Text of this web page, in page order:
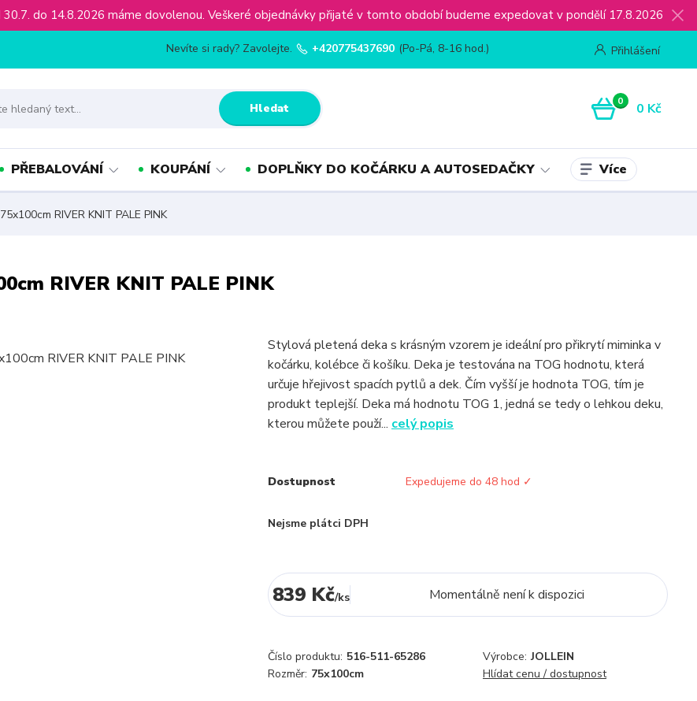
30.7. do 14.8.2026 máme dovolenou. Veškeré objednávky přijaté v tomto období budeme expedovat v pondělí 17.8.2026
Přihlášení
Hledat
Nevíte si rady? Zavolejte. +420775437690 (Po-Pá, 8-16 hod.)
0 0 Kč
PŘEBALOVÁNÍ KOUPÁNÍ DOPLŇKY DO KOČÁRKU A AUTOSEDAČKY Více
RIVER KNIT PALE PINK
RIVER KNIT PALE PINK
Stylová pletená deka s krásným vzorem je ideální pro přikrytí miminka v
kočárku, kolébce či košíku. Deka je testována na TOG hodnotu, která
určuje hřejivost spacích pytlů a dek. Čím vyšší je hodnota TOG, tím je
produkt teplejší. Deka má hodnotu TOG 1, jedná se tedy o lehkou deku,
kterou můžete použí... celý popis
Dostupnost Expedujeme do 48 hod ✓
Nejsme plátci DPH
839 Kč/ks Momentálně není k dispozici
Číslo produktu: 516-511-65286 Výrobce: JOLLEIN
Rozměr: 75x100cm Hlídat cenu / dostupnost